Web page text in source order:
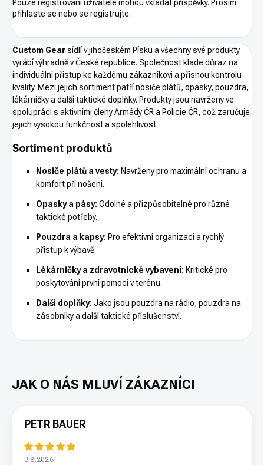
Pouze registrovaní uživatelé mohou vkládat příspěvky. Prosím
přihlaste se nebo se registrujte.
Custom Gear sídlí v jihočeském Písku a všechny své produkty
vyrábí výhradně v České republice. Společnost klade důraz na
individuální přístup ke každému zákazníkovi a přísnou kontrolu
kvality. Mezi jejich sortiment patří nosiče plátů, opasky, pouzdra,
lékárničky a další taktické doplňky. Produkty jsou navrženy ve
spolupráci s aktivními členy Armády ČR a Policie ČR, což zaručuje
jejich vysokou funkčnost a spolehlivost.
Sortiment produktů
Nosiče plátů a vesty: Navrženy pro maximální ochranu a
komfort při nošení.
Opasky a pásy: Odolné a přizpůsobitelné pro různé
taktické potřeby.
Pouzdra a kapsy: Pro efektivní organizaci a rychlý
přístup k výbavě.
Lékárničky a zdravotnické vybavení: Kritické pro
poskytování první pomoci v terénu.
Další doplňky: Jako jsou pouzdra na rádio, pouzdra na
zásobníky a další taktické příslušenství.
PETR BAUER
3.8.2026